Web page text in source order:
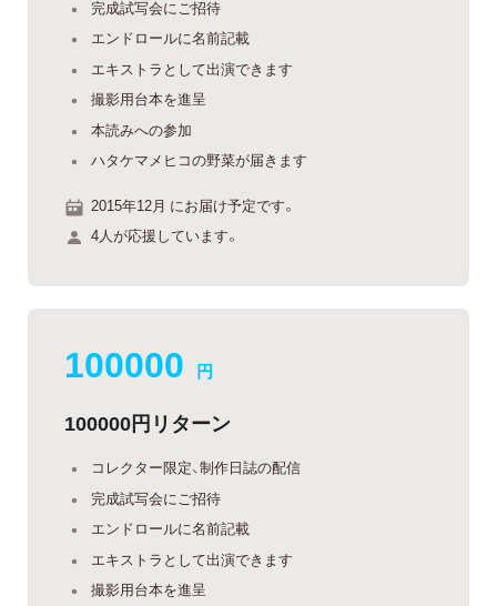
完成試写会にご招待
エンドロールに名前記載
エキストラとして出演できます
撮影用台本を進呈
本読みへの参加
ハタケマメヒコの野菜が届きます
2015年12月 にお届け予定です。
4人が応援しています。
100000 円
100000円リターン
コレクター限定、制作日誌の配信
完成試写会にご招待
エンドロールに名前記載
エキストラとして出演できます
撮影用台本を進呈